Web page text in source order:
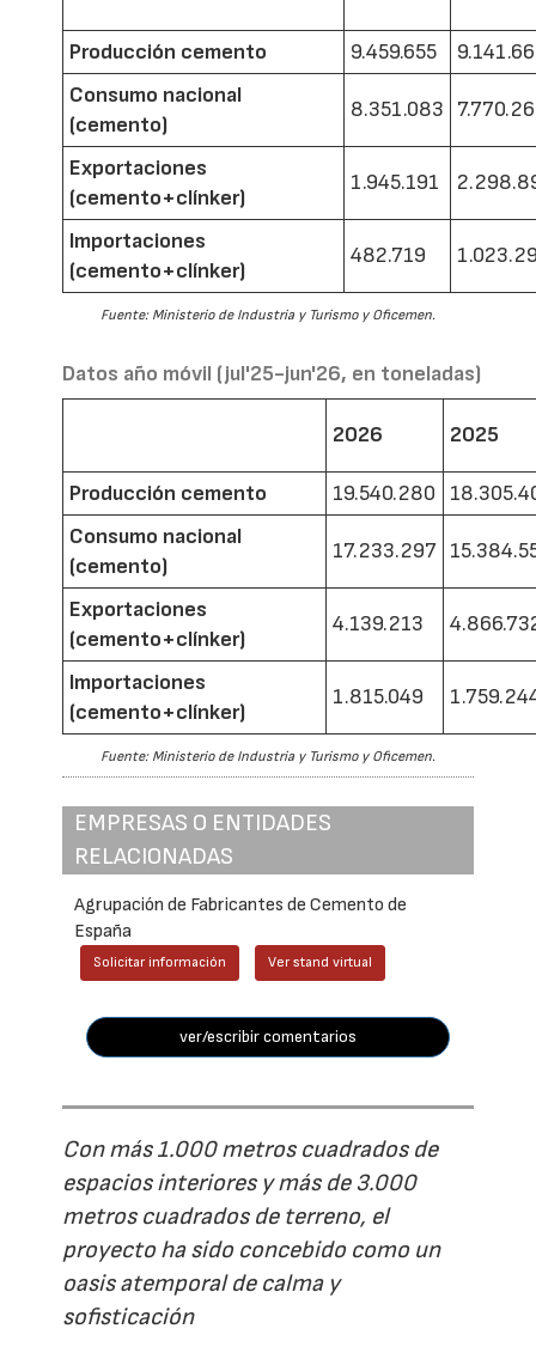
Producción cemento 9.459.655
Consumo nacional
(cemento)
8.351.083
Exportaciones
(cemento+clínker)
1.945.191
Importaciones
(cemento+clínker)
482.719
Fuente: Ministerio de Industria y Turismo y Oficemen.
Datos año móvil (jul'25-jun'26, en toneladas)
2026 2025
Producción cemento 19.540.280
Consumo nacional
(cemento)
17.233.297
Exportaciones
(cemento+clínker)
4.139.213
Importaciones
(cemento+clínker)
1.815.049
Fuente: Ministerio de Industria y Turismo y Oficemen.
EMPRESAS O ENTIDADES
RELACIONADAS
Agrupación de Fabricantes de Cemento de
España
Solicitar información Ver stand virtual
ver/escribir comentarios
Con más 1.000 metros cuadrados de
espacios interiores y más de 3.000
metros cuadrados de terreno, el
proyecto ha sido concebido como un
oasis atemporal de calma y
sofisticación